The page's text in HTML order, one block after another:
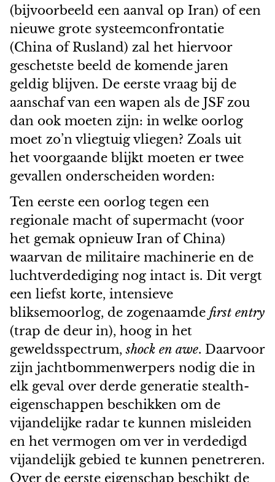
(bijvoorbeeld een aanval op Iran) of een
nieuwe grote systeemconfrontatie
(China of Rusland) zal het hiervoor
geschetste beeld de komende jaren
geldig blijven. De eerste vraag bij de
aanschaf van een wapen als de JSF zou
dan ook moeten zijn: in welke oorlog
moet zo’n vliegtuig vliegen? Zoals uit
het voorgaande blijkt moeten er twee
gevallen onderscheiden worden:
Ten eerste een oorlog tegen een
regionale macht of supermacht (voor
het gemak opnieuw Iran of China)
waarvan de militaire machinerie en de
luchtverdediging nog intact is. Dit vergt
een liefst korte, intensieve
bliksemoorlog, de zogenaamde first entry
(trap de deur in), hoog in het
geweldsspectrum,shock en awe. Daarvoor
zijn jachtbommenwerpers nodig die in
elk geval over derde generatie stealth-
eigenschappen beschikken om de
vijandelijke radar te kunnen misleiden
en het vermogen om ver in verdedigd
vijandelijk gebied te kunnen penetreren.
Over de eerste eigenschap beschikt de